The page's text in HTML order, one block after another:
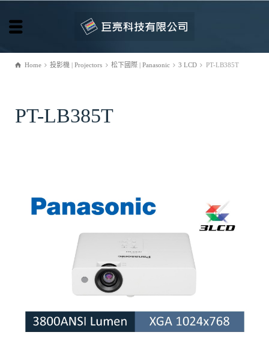
Home 投影機 | Projectors 松下國際 | Panasonic 3 LCD PT-LB385T
PT-LB385T